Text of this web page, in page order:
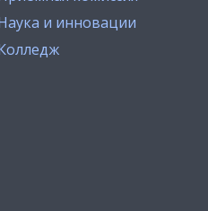
и инновации